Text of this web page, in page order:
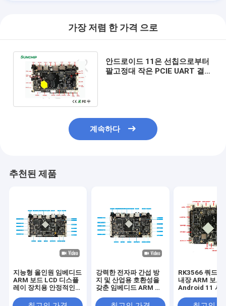
가장 저렴 한 가격 으로
안드로이드 11은 선칩으로부터
팔고정대 작은 PCIE UART 결의
계속하다
추천된 제품
지능형 올인원 임베디드
ARM 보드 LCD 디스플
레이 장치용 안정적인
강력한 전자파 간섭 방
지 및 산업용 호환성을
갖춘 임베디드 ARM 보
RK3566 쿼드
내장 ARM 보드
Android 11 시
인 성능 산업 제